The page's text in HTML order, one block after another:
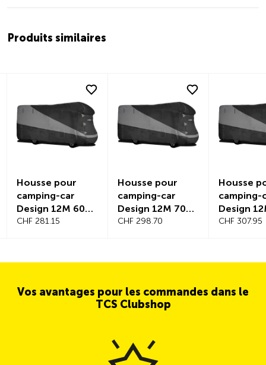
Produits similaires
Housse pour
camping-car
Design 12M 600-
650 cm
CHF 281.15
Housse pour
camping-car
Design 12M 700-
750 cm
CHF 298.70
Housse
camping-
Design
800 cm
CHF 307.95
Vos avantages pour les commandes dans le
TCS Clubshop